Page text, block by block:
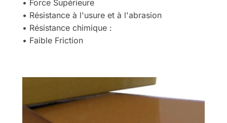
• Force Supérieure
• Résistance à l'usure et à l'abrasion
• Résistance chimique :
• Faible Friction